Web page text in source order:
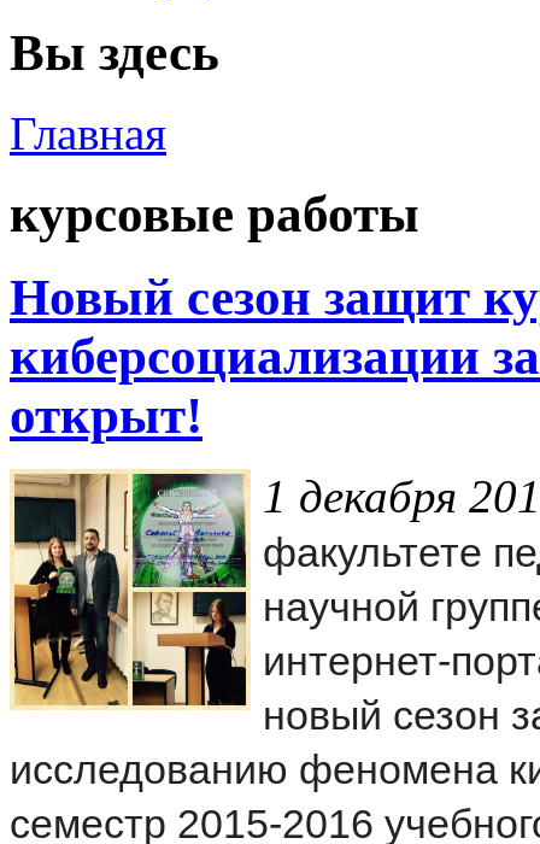
Вы здесь
Главная
курсовые работы
Новый сезон защит
киберсоциализации
открыт!
1 декабря
факультете
научной
интернет-
новый сезон
исследованию феномена
семестр 2015-2016